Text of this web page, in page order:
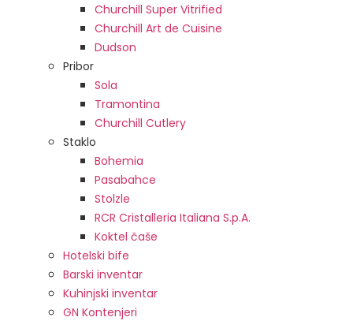
Churchill Super Vitrified
Churchill Art de Cuisine
Dudson
Pribor
Sola
Tramontina
Churchill Cutlery
Staklo
Bohemia
Pasabahce
Stolzle
RCR Cristalleria Italiana S.p.A.
Koktel čaše
Hotelski bife
Barski inventar
Kuhinjski inventar
GN Kontenjeri